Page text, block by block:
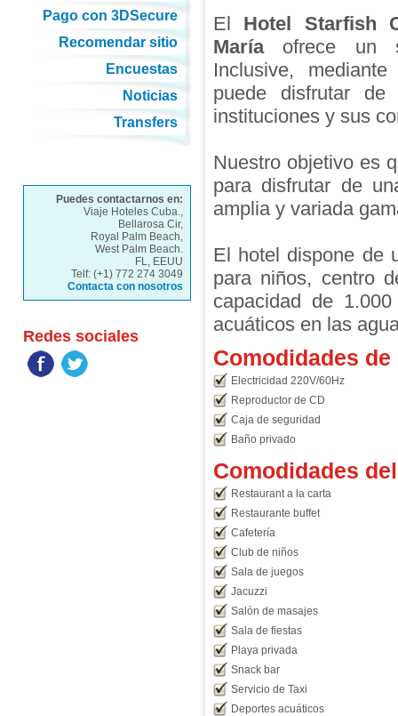
El Hotel Starfish
Maríaofrece un
Inclusive,
puede disfrutar
instituciones y sus
Nuestro objetivo es
para disfrutar de
amplia y variada
El hotel dispone de
para niños, centro
capacidad de
acuáticos en las
Comodidades
Electricidad 220V/60Hz
Reproductor de CD
Caja de seguridad
Baño privado
Comodidades
Restaurant a la carta
Restaurante buffet
Cafetería
Club de niños
Sala de juegos
Jacuzzi
Salón de masajes
Sala de fiestas
Playa privada
Snack bar
Servicio de Taxi
Deportes acuáticos
Pago con 3DSecure
Recomendar sitio
Encuestas
Noticias
Transfers
Puedes contactarnos en:
Viaje Hoteles Cuba.,
Bellarosa Cir,
Royal Palm Beach,
West Palm Beach.
FL, EEUU
Telf: (+1) 772 274 3049
Contacta con nosotros
Redes sociales